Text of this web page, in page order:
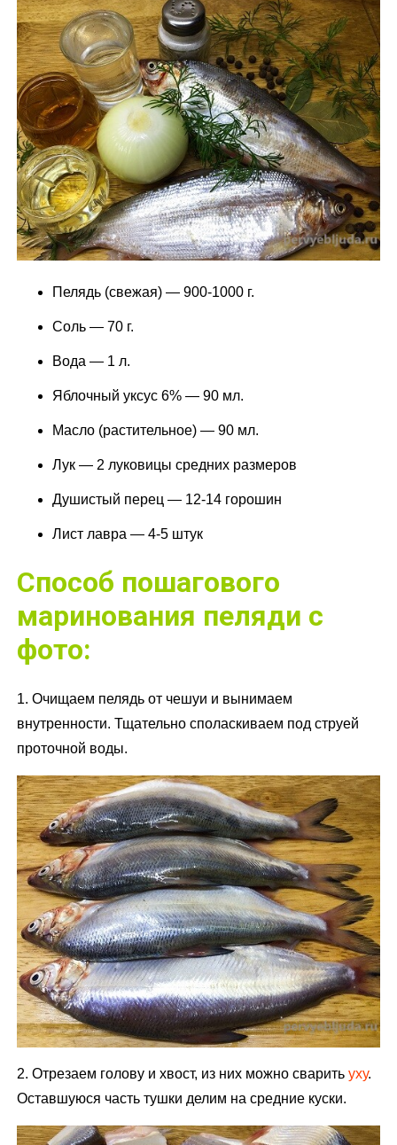
Пелядь (свежая) — 900-1000 г.
Соль — 70 г.
Вода — 1 л.
Яблочный уксус 6% — 90 мл.
Масло (растительное) — 90 мл.
Лук — 2 луковицы средних размеров
Душистый перец — 12-14 горошин
Лист лавра — 4-5 штук
Способ пошагового
маринования пеляди с
фото:
1. Очищаем пелядь от чешуи и вынимаем
внутренности. Тщательно споласкиваем под струей
проточной воды.
2. Отрезаем голову и хвост, из них можно сваритьуху.
Оставшуюся часть тушки делим на средние куски.